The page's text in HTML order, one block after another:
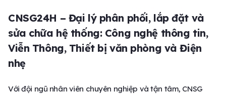
CNSG24H – Đại lý phân phối, lắp đặt và
sửa chữa hệ thống: Công nghệ thông tin,
Viễn Thông, Thiết bị văn phòng và Điện
nhẹ
Với đội ngũ nhân viên chuyên nghiệp và tận tâm, CNSG